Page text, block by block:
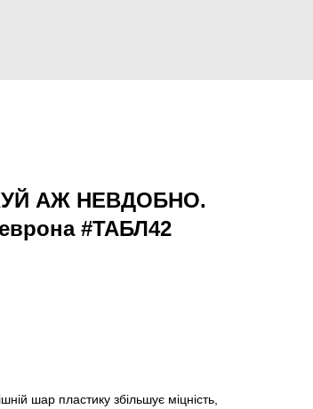
АЖ НЕВДОБНО.
#ТАБЛ42
шар пластику збільшує міцність,